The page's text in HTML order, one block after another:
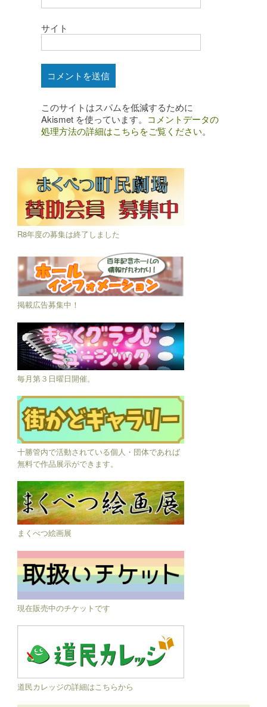
サイト
このサイトはスパムを低減するために
Akismet を使っています。 コメントデータの
処理方法の詳細はこちらをご覧ください。
R8年度の募集は終了しました
掲載広告募集中！
毎月第３日曜日開催。
十勝管内で活動されている個人・団体であれば
無料で作品展示ができます。
まくべつ絵画展
現在販売中のチケットです
道民カレッジの詳細はこちらから